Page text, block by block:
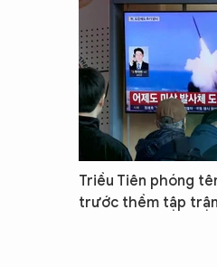
Triều Tiên phóng
trước thềm tập